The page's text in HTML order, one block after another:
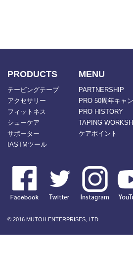
PRODUCTS
テーピングテープ
アクセサリー
フィットネス
シューケア
サポーター
IASTMツール
MENU
PARTNERSHIP
PRO 50周年キャ
PRO HISTORY
TAPING
ケアポイント
© 2016 MUTOH ENTERPRISES, LTD.